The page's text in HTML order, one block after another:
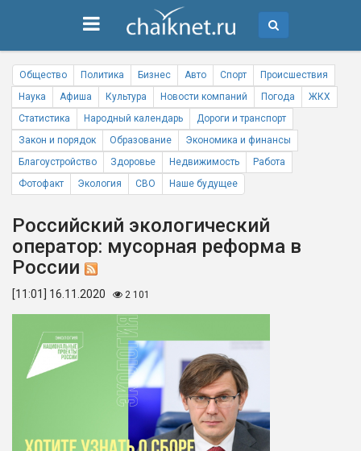
Общество Политика Бизнес Авто Спорт
Происшествия
Наука
Афиша Культура Новости компаний Погода
ЖКХ
Статистика
Народный календарь
Дороги и транспорт
Закон и порядок
Образование
Экономика и финансы
Благоустройство
Здоровье Недвижимость
Работа
Фотофакт
Экология СВО Наше будущее
Российский экологический
оператор: мусорная реформа в
России
[11:01] 16.11.2020 2 101